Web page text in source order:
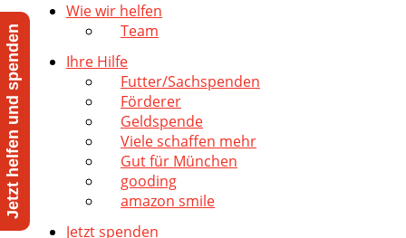
Wie wir helfen
Team
Ihre Hilfe
Futter/Sachspenden
Förderer
Geldspende
Viele schaffen mehr
Gut für München
gooding
amazon smile
Jetzt spenden
Jetzt helfen und spenden